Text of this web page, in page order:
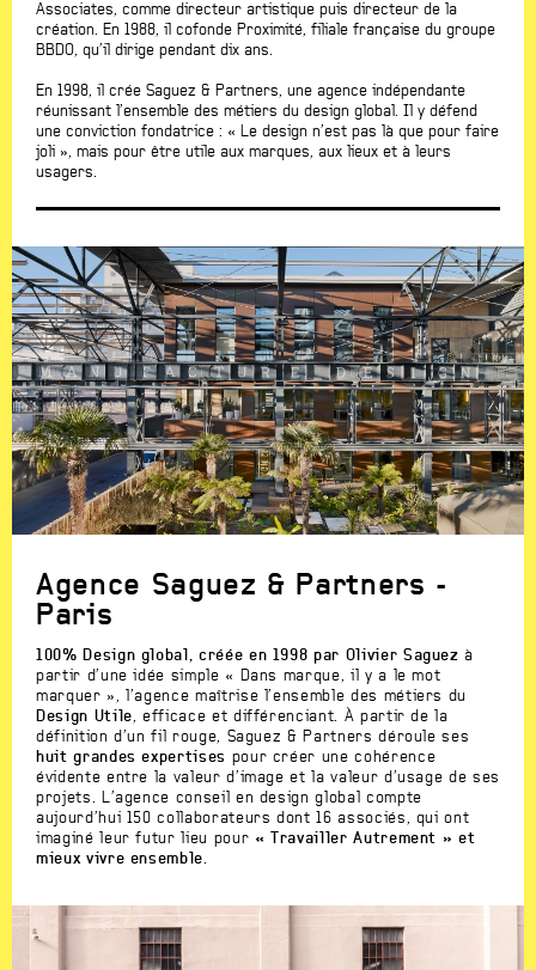
Associates, comme directeur artistique puis directeur de la
création. En 1988, il cofonde Proximité, filiale française du groupe
BBDO, qu’il dirige pendant dix ans.
En 1998, il crée Saguez & Partners, une agence indépendante
réunissant l’ensemble des métiers du design global. Il y défend
une conviction fondatrice : « Le design n’est pas là que pour faire
joli », mais pour être utile aux marques, aux lieux et à leurs
usagers.
Agence Saguez & Partners -
Paris
100% Design global, créée en 1998 par Olivier Saguez à
partir d’une idée simple « Dans marque, il y a le mot
marquer », l’agence maîtrise l’ensemble des métiers du
Design Utile, efficace et différenciant. À partir de la
définition d’un fil rouge, Saguez & Partners déroule ses
huit grandes expertises pour créer une cohérence
évidente entre la valeur d’image et la valeur d’usage de ses
projets. L’agence conseil en design global compte
aujourd’hui 150 collaborateurs dont 16 associés, qui ont
imaginé leur futur lieu pour « Travailler Autrement » et
mieux vivre ensemble.